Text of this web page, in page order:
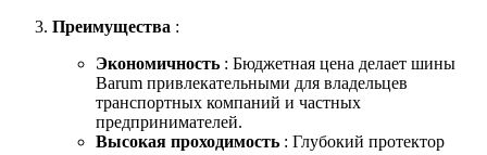
Преимущества :
Экономичность : Бюджетная цена делает шины
Barum привлекательными для владельцев
транспортных компаний и частных
предпринимателей.
Высокая проходимость : Глубокий протектор